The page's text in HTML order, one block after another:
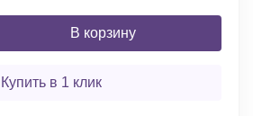
В корзину
Купить в 1 клик